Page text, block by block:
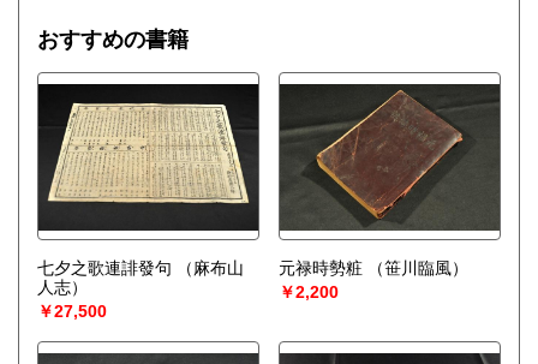
おすすめの書籍
七夕之歌連誹發句
（麻布山
人志）
￥27,500
元禄時勢粧
（笹川臨風）
￥2,200